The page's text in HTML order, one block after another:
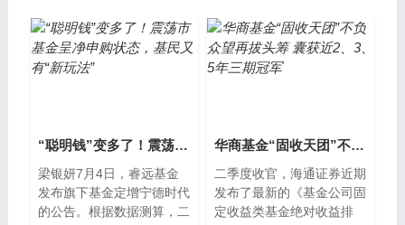
“聪明钱”变多了！震荡市基金呈净申购状态，基民又有“新玩法”
梁银妍7月4日，睿远基金
发布旗下基金定增宁德时代
的公告。根据数据测算，二
华商基金“固收天团”不负众望再拔头筹 囊获近2、3、5年三期冠军
二季度收官，海通证券近期
发布了最新的《基金公司固
定收益类基金绝对收益排